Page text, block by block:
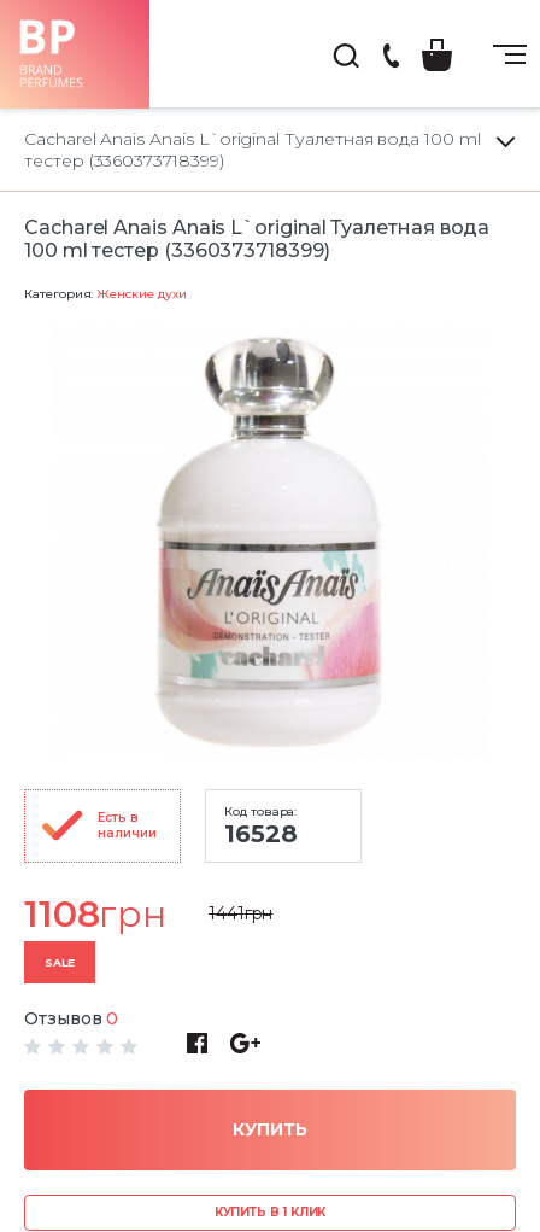
66-
22
Cacharel Anais Anais L`original Туалетная вода 100 ml
тестер (3360373718399)
Cacharel Anais Anais L`original Туалетная вода
100 ml тестер (3360373718399)
Категория: Женские духи
Есть в
наличии
Код товара:
16528
1108грн 1441грн
SALE
Отзывов 0
КУПИТЬ
КУПИТЬ В 1 КЛИК